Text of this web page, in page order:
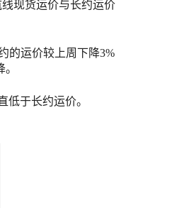
现货运价与长约运价
的运价较上周下降3%
于长约运价。